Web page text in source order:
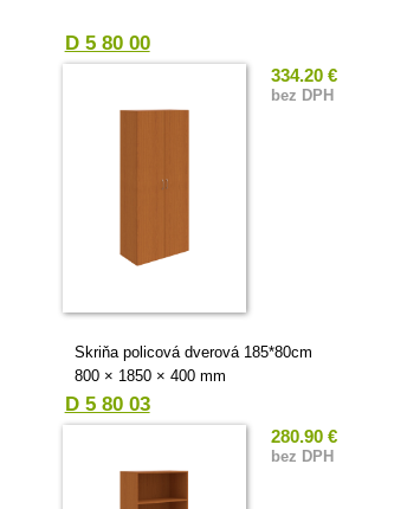
D 5 80 00
334.20 €
bez DPH
Skriňa policová dverová 185*80cm
800 × 1850 × 400 mm
D 5 80 03
280.90 €
bez DPH